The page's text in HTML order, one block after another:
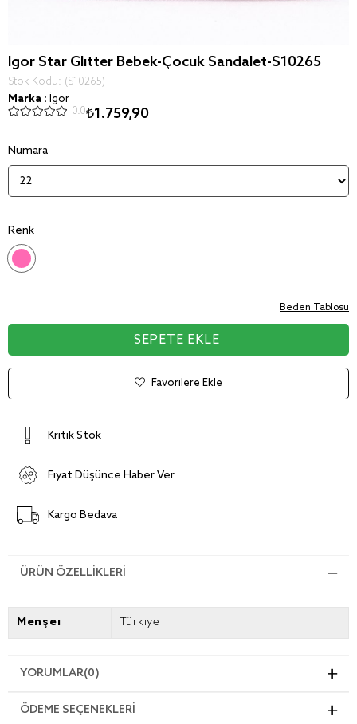
Igor Star Glitter Bebek-Çocuk Sandalet-S10265
Stok Kodu
(S10265)
Marka : İgor
0.0₺1.759,90
Numara
Renk
Beden Tablosu
Favorilere Ekle
Kritik Stok
Fiyat Düşünce Haber Ver
Kargo Bedava
ÜRÜN ÖZELLIKLERI
Menşei Türkiye
YORUMLAR(0)
ÖDEME SEÇENEKLERI